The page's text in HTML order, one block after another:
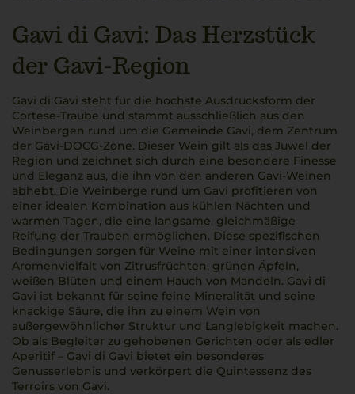
Gavi di Gavi: Das Herzstück
der Gavi-Region
Gavi di Gavi steht für die höchste Ausdrucksform der
Cortese-Traube und stammt ausschließlich aus den
Weinbergen rund um die Gemeinde Gavi, dem Zentrum
der Gavi-DOCG-Zone. Dieser Wein gilt als das Juwel der
Region und zeichnet sich durch eine besondere Finesse
und Eleganz aus, die ihn von den anderen Gavi-Weinen
abhebt. Die Weinberge rund um Gavi profitieren von
einer idealen Kombination aus kühlen Nächten und
warmen Tagen, die eine langsame, gleichmäßige
Reifung der Trauben ermöglichen. Diese spezifischen
Bedingungen sorgen für Weine mit einer intensiven
Aromenvielfalt von Zitrusfrüchten, grünen Äpfeln,
weißen Blüten und einem Hauch von Mandeln. Gavi di
Gavi ist bekannt für seine feine Mineralität und seine
knackige Säure, die ihn zu einem Wein von
außergewöhnlicher Struktur und Langlebigkeit machen.
Ob als Begleiter zu gehobenen Gerichten oder als edler
Aperitif – Gavi di Gavi bietet ein besonderes
Genusserlebnis und verkörpert die Quintessenz des
Terroirs von Gavi.